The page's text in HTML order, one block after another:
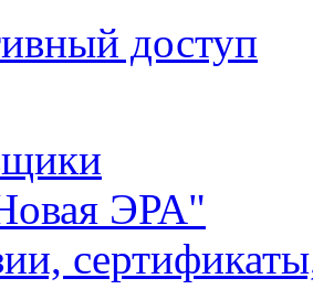
доступ
ЭРА"